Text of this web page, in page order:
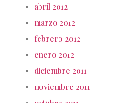
abril 2012
marzo 2012
febrero 2012
enero 2012
diciembre 2011
noviembre 2011